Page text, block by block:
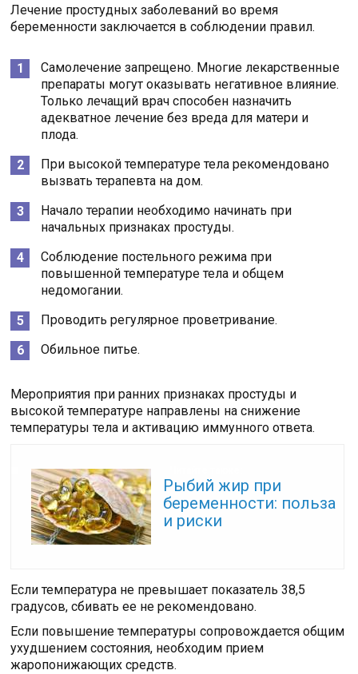
Лечение простудных заболеваний во время
беременности заключается в соблюдении правил.
Самолечение запрещено. Многие лекарственные
препараты могут оказывать негативное влияние.
Только лечащий врач способен назначить
адекватное лечение без вреда для матери и
плода.
При высокой температуре тела рекомендовано
вызвать терапевта на дом.
Начало терапии необходимо начинать при
начальных признаках простуды.
Соблюдение постельного режима при
повышенной температуре тела и общем
недомогании.
Проводить регулярное проветривание.
Обильное питье.
Мероприятия при ранних признаках простуды и
высокой температуре направлены на снижение
температуры тела и активацию иммунного ответа.
Рыбий жир при
беременности: польза
и риски
Если температура не превышает показатель 38,5
градусов, сбивать ее не рекомендовано.
Если повышение температуры сопровождается общим
ухудшением состояния, необходим прием
жаропонижающих средств.